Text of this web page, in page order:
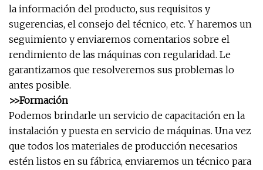
la información del producto, sus requisitos y
sugerencias, el consejo del técnico, etc. Y haremos un
seguimiento y enviaremos comentarios sobre el
rendimiento de las máquinas con regularidad. Le
garantizamos que resolveremos sus problemas lo
antes posible.
>>Formación
Podemos brindarle un servicio de capacitación en la
instalación y puesta en servicio de máquinas. Una vez
que todos los materiales de producción necesarios
estén listos en su fábrica, enviaremos un técnico para